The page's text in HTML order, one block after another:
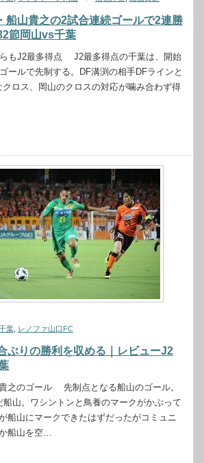
船山貴之の2試合連続ゴールで2連勝
節岡山vs千葉
もJ2最多得点 J2最多得点の千葉は、開始
ールで先制する。DF溝渕の相手DFラインと
ロス、岡山のクロスの対応が噛み合わず得
葉 レノファ山口FC
ぶりの勝利を収める｜レビューJ2
之のゴール 先制点となる船山のゴール。
山。ワシントンと鳥養のマークがかぶって
船山にマークできたはずだったがコミュニ
船山を空…